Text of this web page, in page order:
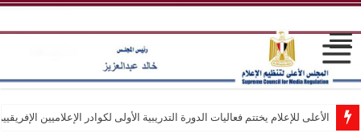
الأعلى للإعلام يختتم فعاليات الدورة التدريبية الأولى لكوادر الإعلاميين